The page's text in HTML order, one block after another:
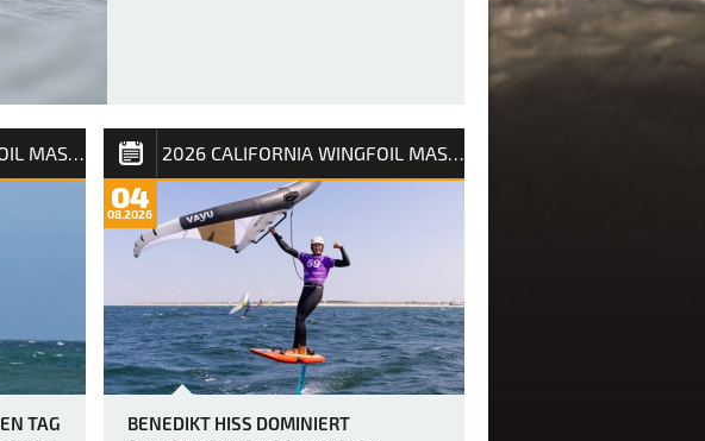
2026 CALIFORNIA WINGFOIL MASTERS SYLT
TAG
2026 CALIFORNIA WINGFOIL MASTERS SYLT
04
08.2026
BENEDIKT HISS DOMINIERT